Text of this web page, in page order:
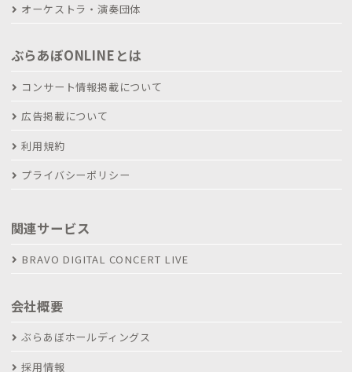
オーケストラ・演奏団体
ぶらあぼONLINEとは
コンサート情報掲載について
広告掲載について
利用規約
プライバシーポリシー
関連サービス
BRAVO DIGITAL CONCERT LIVE
会社概要
ぶらあぼホールディングス
採用情報